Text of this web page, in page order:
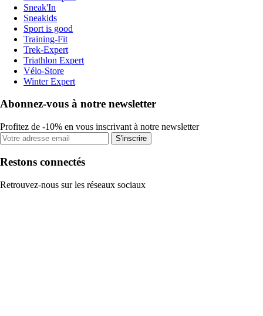
Sneak'In
Sneakids
Sport is good
Training-Fit
Trek-Expert
Triathlon Expert
Vélo-Store
Winter Expert
Abonnez-vous à notre newsletter
Profitez de -10% en vous inscrivant à notre newsletter
S'inscrire
Restons connectés
Retrouvez-nous sur les réseaux sociaux